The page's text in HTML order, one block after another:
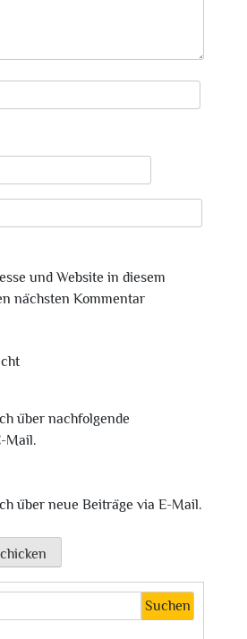
und Website in diesem
nächsten Kommentar
über nachfolgende
Mail.
über neue Beiträge via E-Mail.
Suchen